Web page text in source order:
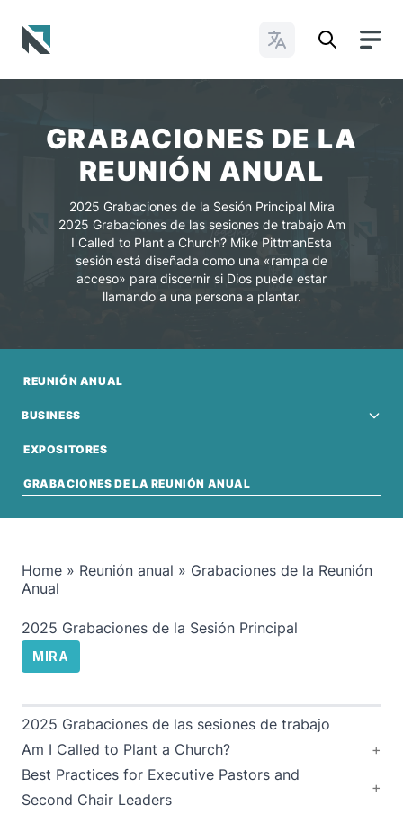
Cambiar idioma
GRABACIONES DE LA
REUNIÓN ANUAL
2025 Grabaciones de la Sesión Principal Mira
2025 Grabaciones de las sesiones de trabajo Am
I Called to Plant a Church? Mike PittmanEsta
sesión está diseñada como una «rampa de
acceso» para discernir si Dios puede estar
llamando a una persona a plantar.
REUNIÓN ANUAL
BUSINESS
EXPOSITORES
GRABACIONES DE LA REUNIÓN ANUAL
Home » Reunión anual » Grabaciones de la Reunión
Anual
2025 Grabaciones de la Sesión Principal
MIRA
2025 Grabaciones de las sesiones de trabajo
Am I Called to Plant a Church?
Best Practices for Executive Pastors and
Second Chair Leaders